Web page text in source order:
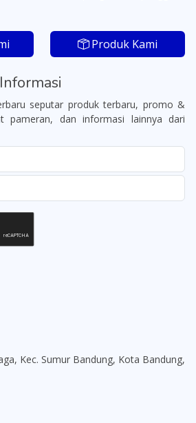
Produk Kami
seputar produk terbaru, promo &
pameran, dan informasi lainnya dari
Kec. Sumur Bandung, Kota Bandung,